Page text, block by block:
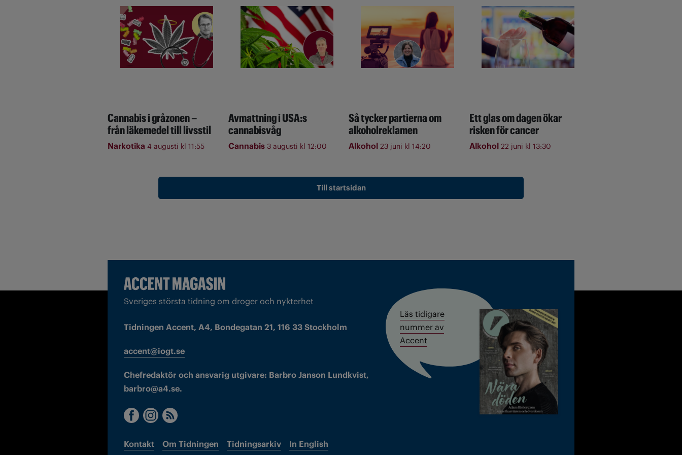
Cannabis i gråzonen –
från läkemedel till livsstil
Narkotika 4 augusti kl 11:55
Avmattning i USA:s
cannabisvåg
Cannabis 3 augusti kl 12:00
Så tycker partierna om
alkoholreklamen
Alkohol 23 juni kl 14:20
Ett glas om dagen ökar
risken för cancer
Alkohol 22 juni kl 13:30
Till startsidan
Sveriges största tidning om droger och nykterhet
Tidningen Accent, A4, Bondegatan 21, 116 33 Stockholm
accent@iogt.se
Chefredaktör och ansvarig utgivare: Barbro Janson Lundkvist,
barbro@a4.se.
Kontakt Om Tidningen Tidningsarkiv In English
Läs tidigare
nummer av
Accent